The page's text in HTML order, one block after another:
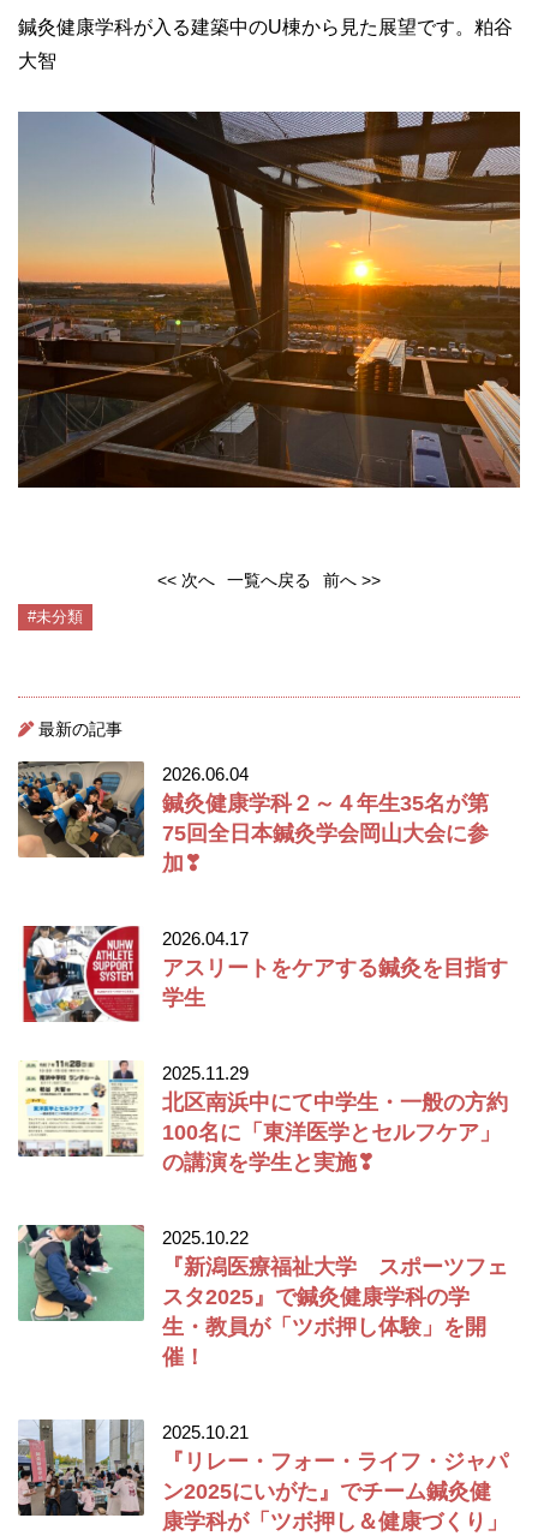
鍼灸健康学科が入る建築中のU棟から見た展望です。粕谷
大智
<< 次へ 一覧へ戻る 前へ >>
#未分類
最新の記事
2026.06.04
鍼灸健康学科２～４年生35名が第
75回全日本鍼灸学会岡山大会に参
加❣
2026.04.17
アスリートをケアする鍼灸を目指す
学生
2025.11.29
北区南浜中にて中学生・一般の方約
100名に「東洋医学とセルフケア」
の講演を学生と実施❣
2025.10.22
『新潟医療福祉大学 スポーツフェ
スタ2025』で鍼灸健康学科の学
生・教員が「ツボ押し体験」を開
催！
2025.10.21
『リレー・フォー・ライフ・ジャパ
ン2025にいがた』でチーム鍼灸健
康学科が「ツボ押し＆健康づくり」